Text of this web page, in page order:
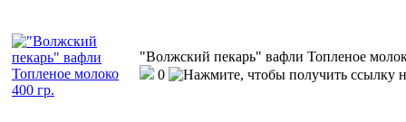
"Волжский пекарь" вафли Топленое
0